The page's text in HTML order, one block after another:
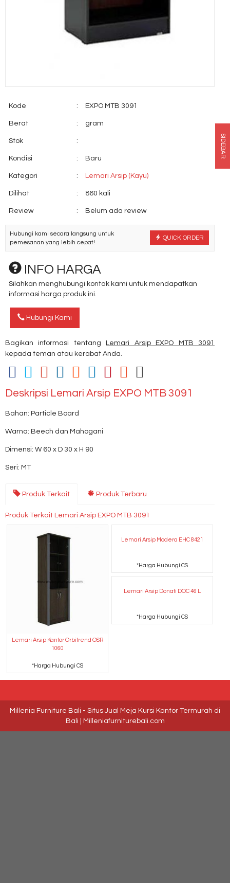
Kode : EXPO MTB 3091
Berat : gram
Stok :
Kondisi : Baru
Kategori : Lemari Arsip (Kayu)
Dilihat : 860 kali
Review : Belum ada review
QUICK ORDER
Hubungi kami secara langsung untuk
pemesanan yang lebih cepat!
INFO HARGA
Silahkan menghubungi kontak kami untuk mendapatkan
informasi harga produk ini.
Hubungi Kami
Bagikan informasi tentang
Lemari Arsip EXPO MTB 3091
kepada teman atau kerabat Anda.
Deskripsi Lemari Arsip EXPO MTB 3091
Bahan: Particle Board
Warna: Beech dan Mahogani
Dimensi: W 60 x D 30 x H 90
Seri: MT
Produk Terkait Produk Terbaru
Produk Terkait Lemari Arsip EXPO MTB 3091
Lemari Arsip Kantor Orbitrend OSR
1060
*Harga Hubungi CS
Lemari Arsip Modera EHC 8421
*Harga Hubungi CS
Lemari Arsip Donati DOC 46 L
*Harga Hubungi CS
SIDEBAR
Millenia Furniture Bali - Situs Jual Meja Kursi Kantor Termurah di
Bali | Milleniafurniturebali.com